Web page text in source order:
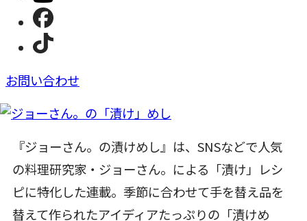
お問い合わせ
『ジョーさん。の漬けめし』は、SNSなどで人気
の料理研究家・ジョーさん。による「漬け」レシ
ピに特化した連載。季節に合わせて手を替え品を
替えて作られたアイディアたっぷりの「漬けめ